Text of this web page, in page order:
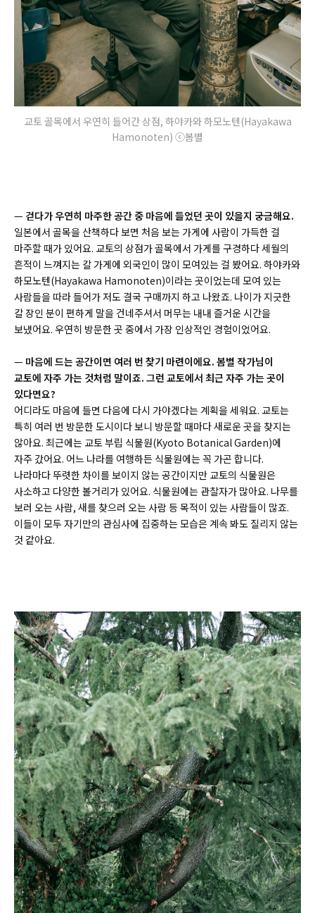
교토 골목에서 우연히 들어간 상점, 하야카와 하모노텐(Hayakawa
Hamonoten) ⓒ봄별
— 걷다가 우연히 마주한 공간 중 마음에 들었던 곳이 있을지 궁금해요.
일본에서 골목을 산책하다 보면 처음 보는 가게에 사람이 가득한 걸
마주할 때가 있어요. 교토의 상점가 골목에서 가게를 구경하다 세월의
흔적이 느껴지는 칼 가게에 외국인이 많이 모여있는 걸 봤어요. 하야카와
하모노텐(Hayakawa Hamonoten)이라는 곳이었는데 모여 있는
사람들을 따라 들어가 저도 결국 구매까지 하고 나왔죠. 나이가 지긋한
칼 장인 분이 편하게 말을 건네주셔서 머무는 내내 즐거운 시간을
보냈어요. 우연히 방문한 곳 중에서 가장 인상적인 경험이었어요.
— 마음에 드는 공간이면 여러 번 찾기 마련이에요. 봄별 작가님이
교토에 자주 가는 것처럼 말이죠. 그런 교토에서 최근 자주 가는 곳이
있다면요?
어디라도 마음에 들면 다음에 다시 가야겠다는 계획을 세워요. 교토는
특히 여러 번 방문한 도시이다 보니 방문할 때마다 새로운 곳을 찾지는
않아요. 최근에는 교토 부립 식물원(Kyoto Botanical Garden)에
자주 갔어요. 어느 나라를 여행하든 식물원에는 꼭 가곤 합니다.
나라마다 뚜렷한 차이를 보이지 않는 공간이지만 교토의 식물원은
사소하고 다양한 볼거리가 있어요. 식물원에는 관찰자가 많아요. 나무를
보러 오는 사람, 새를 찾으러 오는 사람 등 목적이 있는 사람들이 많죠.
이들이 모두 자기만의 관심사에 집중하는 모습은 계속 봐도 질리지 않는
것 같아요.